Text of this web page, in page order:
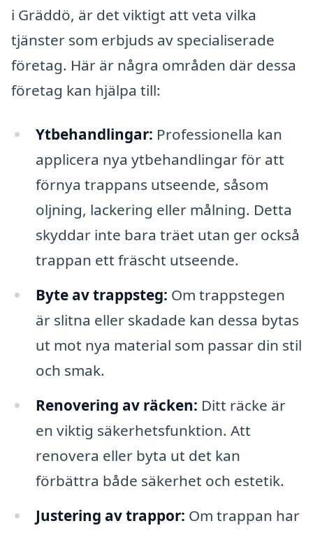
i Gräddö, är det viktigt att veta vilka
tjänster som erbjuds av specialiserade
företag. Här är några områden där dessa
företag kan hjälpa till:
Ytbehandlingar: Professionella kan
applicera nya ytbehandlingar för att
förnya trappans utseende, såsom
oljning, lackering eller målning. Detta
skyddar inte bara träet utan ger också
trappan ett fräscht utseende.
Byte av trappsteg: Om trappstegen
är slitna eller skadade kan dessa bytas
ut mot nya material som passar din stil
och smak.
Renovering av räcken: Ditt räcke är
en viktig säkerhetsfunktion. Att
renovera eller byta ut det kan
förbättra både säkerhet och estetik.
Justering av trappor: Om trappan har